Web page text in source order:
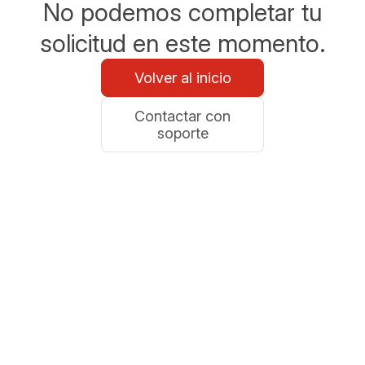
No podemos completar tu
solicitud en este momento.
Volver al inicio
Contactar con
soporte